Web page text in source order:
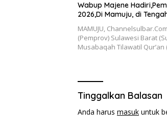
Wabup Majene
2026,Di Mamuju, di
MAMUJU,
(Pemprov) Sulawesi Barat
Musabaqah Tilawatil Qur’an
Tinggalkan Balasan
Anda harus masuk untuk